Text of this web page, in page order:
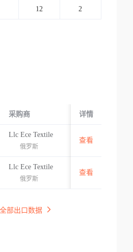
12 2
采购商 起运国/地区
详情
Llc Ece Textile
俄罗斯
阿塞拜疆
查看
Llc Ece Textile
俄罗斯
阿塞拜疆
查看
部出口数据